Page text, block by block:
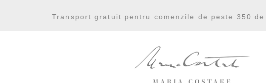
Transport gratuit pentru comenzile de peste 350 de